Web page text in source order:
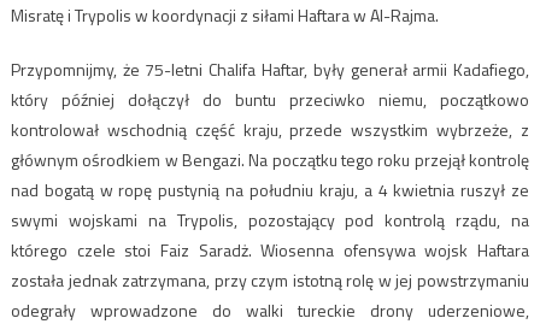
Misratę i Trypolis w koordynacji z siłami Haftara w Al-Rajma.
Przypomnijmy, że 75-letni Chalifa Haftar, były generał armii Kadafiego,
który później dołączył do buntu przeciwko niemu, początkowo
kontrolował wschodnią część kraju, przede wszystkim wybrzeże, z
głównym ośrodkiem w Bengazi. Na początku tego roku przejął kontrolę
nad bogatą w ropę pustynią na południu kraju, a 4 kwietnia ruszył ze
swymi wojskami na Trypolis, pozostający pod kontrolą rządu, na
którego czele stoi Faiz Saradż. Wiosenna ofensywa wojsk Haftara
została jednak zatrzymana, przy czym istotną rolę w jej powstrzymaniu
odegrały wprowadzone do walki tureckie drony uderzeniowe,